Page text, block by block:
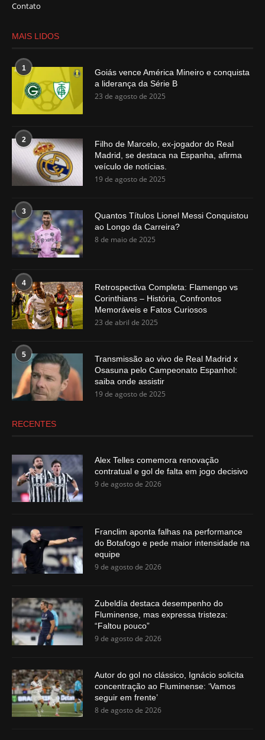
Contato
MAIS LIDOS
1
Goiás vence América Mineiro e conquista
a liderança da Série B
23 de agosto de 2025
2
Filho de Marcelo, ex-jogador do Real
Madrid, se destaca na Espanha, afirma
veículo de notícias.
19 de agosto de 2025
3
Quantos Títulos Lionel Messi Conquistou
ao Longo da Carreira?
8 de maio de 2025
4
Retrospectiva Completa: Flamengo vs
Corinthians – História, Confrontos
Memoráveis e Fatos Curiosos
23 de abril de 2025
5
Transmissão ao vivo de Real Madrid x
Osasuna pelo Campeonato Espanhol:
saiba onde assistir
19 de agosto de 2025
RECENTES
Alex Telles comemora renovação
contratual e gol de falta em jogo decisivo
9 de agosto de 2026
Franclim aponta falhas na performance
do Botafogo e pede maior intensidade na
equipe
9 de agosto de 2026
Zubeldía destaca desempenho do
Fluminense, mas expressa tristeza:
“Faltou pouco”
9 de agosto de 2026
Autor do gol no clássico, Ignácio solicita
concentração ao Fluminense: ‘Vamos
seguir em frente’
8 de agosto de 2026